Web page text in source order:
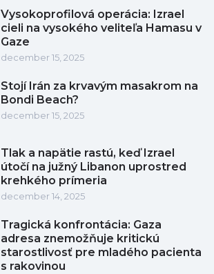
Vysokoprofilová operácia: Izrael
cieli na vysokého veliteľa Hamasu v
Gaze
december 15, 2025
Stojí Irán za krvavým masakrom na
Bondi Beach?
december 15, 2025
Tlak a napätie rastú, keď Izrael
útočí na južný Libanon uprostred
krehkého prímeria
december 14, 2025
Tragická konfrontácia: Gaza
adresa znemožňuje kritickú
starostlivosť pre mladého pacienta
s rakovinou